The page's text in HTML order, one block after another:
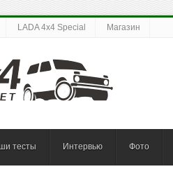
LADA 4x4 Special Магазин
тесты Интервью Фото